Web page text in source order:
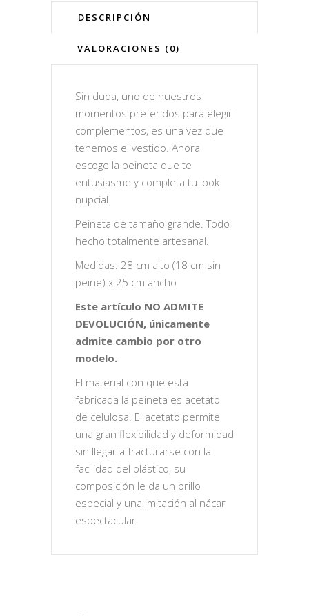
DESCRIPCIÓN
VALORACIONES (0)
Sin duda, uno de nuestros
momentos preferidos para elegir
complementos, es una vez que
tenemos el vestido. Ahora
escoge la peineta que te
entusiasme y completa tu look
nupcial.
Peineta de tamaño grande. Todo
hecho totalmente artesanal.
Medidas: 28 cm alto (18 cm sin
peine) x 25 cm ancho
Este artículo NO ADMITE
DEVOLUCIÓN, únicamente
admite cambio por otro
modelo.
El material con que está
fabricada la peineta es acetato
de celulosa. El acetato permite
una gran flexibilidad y deformidad
sin llegar a fracturarse con la
facilidad del plástico, su
composición le da un brillo
especial y una imitación al nácar
espectacular.